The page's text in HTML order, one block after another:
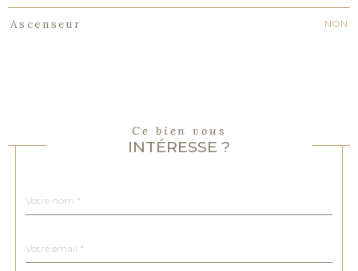
Ascenseur NON
Ce bien vous
INTÉRESSE ?
par
*
*